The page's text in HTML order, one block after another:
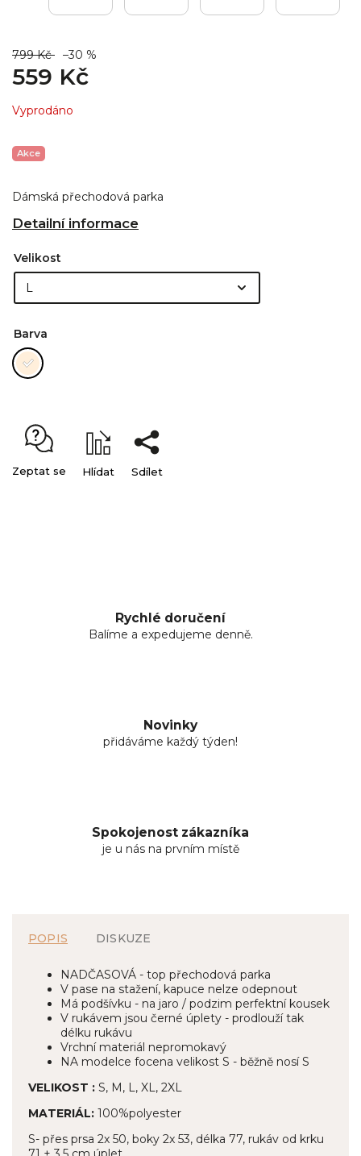
799 Kč –30 %
559 Kč
Vyprodáno
Dámská přechodová parka
Detailní informace
Akce
Velikost
Barva
Zeptat se Hlídat Sdílet
Rychlé doručení
Balíme a expedujeme denně.
Novinky
přidáváme každý týden!
Spokojenost zákazníka
je u nás na prvním místě
POPIS DISKUZE
NADČASOVÁ - top přechodová parka
V pase na stažení, kapuce nelze odepnout
Má podšívku - na jaro / podzim perfektní kousek
V rukávem jsou černé úplety - prodlouží tak
délku rukávu
Vrchní materiál nepromokavý
NA modelce focena velikost S - běžně nosí S
VELIKOST : S, M, L, XL, 2XL
MATERIÁL: 100%polyester
S- přes prsa 2x 50, boky 2x 53, délka 77, rukáv od krku